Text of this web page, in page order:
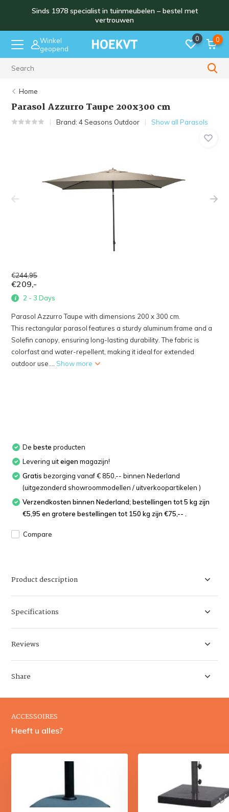
Sinds 1978 specialist in tuinmeubelen – bestel met
vertrouwen
Winkel
geopend
0 0
Home
Parasol Azzurro Taupe 200x300 cm
Brand:4 Seasons Outdoor Show all Parasols
€244,95
€209,-
2 - 3 Days
Parasol Azzurro Taupe with dimensions 200 x 300 cm.
This rectangular parasol features a sturdy aluminum frame and a
Solefin canopy, ensuring long-lasting durability. The fabric is
colorfast and water-repellent, making it ideal for extended
outdoor use.... Show more
Debeste producten
Levering uiteigen magazijn!
Gratis bezorging vanaf € 850,-- binnen Nederland
(uitgezonderd showroommodellen / uitverkoopartikelen )
Verzendkosten binnen Nederland; bestellingen tot 5 kg zijn
€5,95 en grotere bestellingen tot 150 kg zijn €75,-- .
Compare
Product description
Specifications
Reviews
Share
ACCESSOIRES
Heeft u alles?